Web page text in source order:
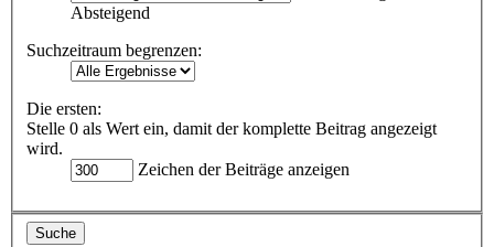
Absteigend
Suchzeitraum begrenzen:
Die ersten:
Stelle 0 als Wert ein, damit der komplette Beitrag angezeigt
wird.
Zeichen der Beiträge anzeigen